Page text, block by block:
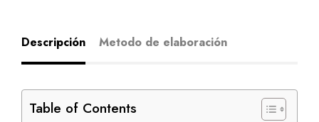
Descripción Metodo de elaboración
Table of Contents